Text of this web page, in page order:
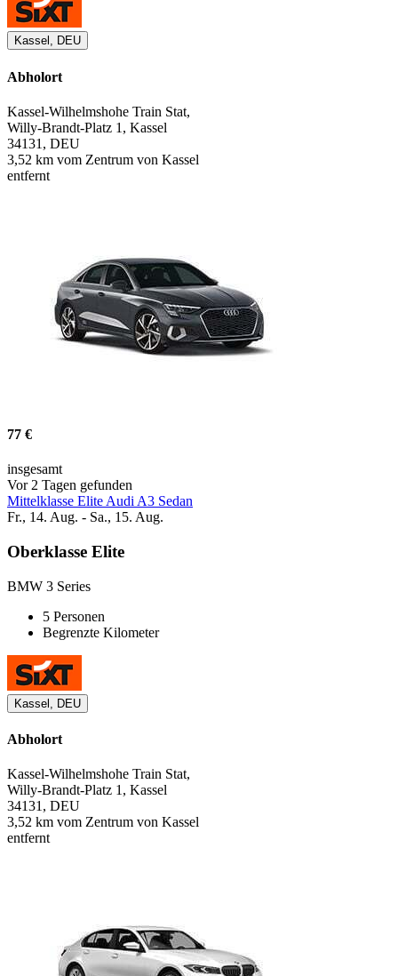
Kassel, DEU
Abholort
Kassel-Wilhelmshohe Train Stat,
Willy-Brandt-Platz 1, Kassel
34131, DEU
3,52 km vom Zentrum von Kassel
entfernt
77 €
insgesamt
Vor 2 Tagen gefunden
Mittelklasse Elite Audi A3 Sedan
Fr., 14. Aug. - Sa., 15. Aug.
Oberklasse Elite
BMW 3 Series
5 Personen
Begrenzte Kilometer
Kassel, DEU
Abholort
Kassel-Wilhelmshohe Train Stat,
Willy-Brandt-Platz 1, Kassel
34131, DEU
3,52 km vom Zentrum von Kassel
entfernt